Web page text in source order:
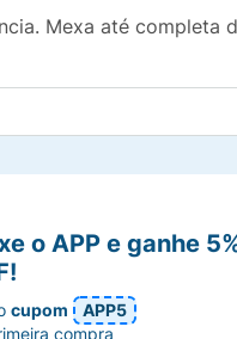
Mexa até completa
1 porção ao dia.
o APP e ganhe
cupom
APP5
compra